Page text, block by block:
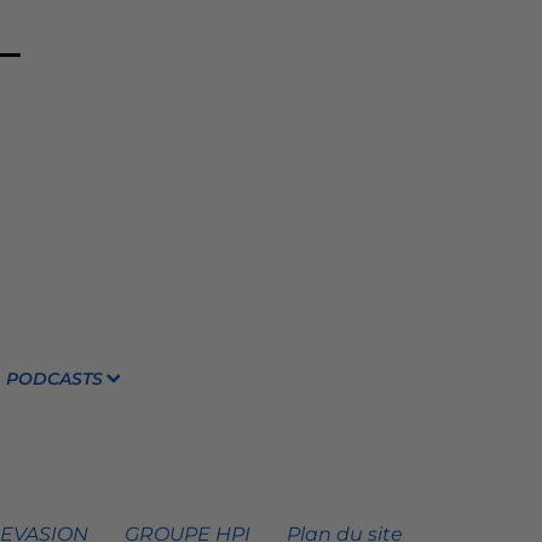
PODCASTS
GROUPE HPI Plan du site